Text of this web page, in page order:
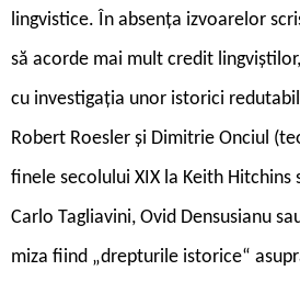
lingvistice. În absența izvoarelor
să acorde mai mult credit
cu investigația unor istorici
Robert Roesler și Dimitrie Onciul
finele secolului XIX la Keith Hitchins
Carlo Tagliavini, Ovid Densusianu
miza fiind „drepturile istorice“